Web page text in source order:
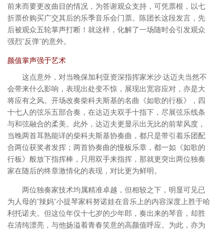
前来而要更改曲目的情况，为答谢观众支持，可凭票根，以七
折票价购买广交其后的乐季音乐会门票。陈团长这段发言，先
后被观众五轮掌声打断！就这样，化解了一场随时会引发观众
强烈“反弹”的意外。
颜值掌声强于艺术
这点意外，对当晚保加利亚资深指挥家米沙·达迈夫当然不
会带来什么影响，表现出处变不惊，展现出宽容应对，亦是大
将应有之风。开场改奏柴科夫斯基的名曲《如歌的行板》，四
十七人的弦乐五部合奏，在达迈夫双手十指下，尽展弦乐线条
与和弦融合的柔美。此外，达迈夫更显示出无比的前辈风度，
当晚两首耳熟能详的柴科夫斯基协奏曲，都只是带引着乐团配
合两位获奖者发挥；两首协奏曲的慢板乐章，都一如《如歌的
行板》般放下指挥棒，只用双手来指挥，那就更突出两位独奏
家在随后的终章激情化的表现，对比更为鲜明。
两位独奏家技术均属精准卓越，但相较之下，明显可见已
为人母的“辣妈”小提琴家科努诺娃在音乐上的内容深度上胜于哈
利托诺夫。但这位年仅十七岁的少年郎，奏出来的琴音，却胜
在清纯漂亮，与他扬溢着青春笑意的高颜值呼应。为此，亦为